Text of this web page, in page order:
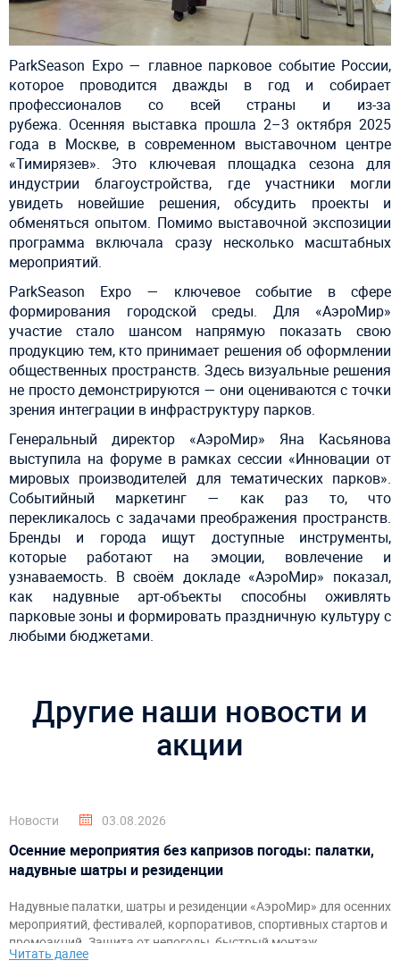
ParkSeason Expo — главное парковое событие России,
которое проводится дважды в год и собирает
профессионалов со всей страны и из-за
рубежа. Осенняя выставка прошла 2–3 октября 2025
года в Москве, в современном выставочном центре
«Тимирязев». Это ключевая площадка сезона для
индустрии благоустройства, где участники могли
увидеть новейшие решения, обсудить проекты и
обменяться опытом. Помимо выставочной экспозиции
программа включала сразу несколько масштабных
мероприятий.
ParkSeason Expo — ключевое событие в сфере
формирования городской среды. Для «АэроМир»
участие стало шансом напрямую показать свою
продукцию тем, кто принимает решения об оформлении
общественных пространств. Здесь визуальные решения
не просто демонстрируются — они оцениваются с точки
зрения интеграции в инфраструктуру парков.
Генеральный директор «АэроМир» Яна Касьянова
выступила на форуме в рамках сессии «Инновации от
мировых производителей для тематических парков».
Событийный маркетинг — как раз то, что
перекликалось с задачами преображения пространств.
Бренды и города ищут доступные инструменты,
которые работают на эмоции, вовлечение и
узнаваемость. В своём докладе «АэроМир» показал,
как надувные арт-объекты способны оживлять
парковые зоны и формировать праздничную культуру с
любыми бюджетами.
Другие наши новости и
акции
Новости 03.08.2026
Осенние мероприятия без капризов погоды: палатки,
надувные шатры и резиденции
Надувные палатки, шатры и резиденции «АэроМир» для осенних
мероприятий, фестивалей, корпоративов, спортивных стартов и
промоакций. Защита от непогоды, быстрый монтаж,
брендирование и комфортное пространство для гостей и
Читать далее